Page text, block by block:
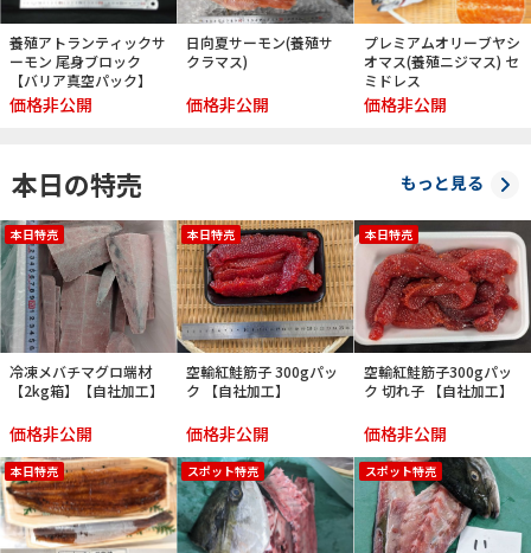
養殖アトランティックサ
ーモン 尾身ブロック
【バリア真空パック】
価格非公開
日向夏サーモン(養殖サ
クラマス)
価格非公開
プレミアムオリーブヤシ
オマス(養殖ニジマス) セ
ミドレス
価格非公開
本日の特売 もっと見る
本日特売
冷凍メバチマグロ端材
【2kg箱】【自社加工】
価格非公開
本日特売
空輸紅鮭筋子 300gパッ
ク 【自社加工】
価格非公開
本日特売
空輸紅鮭筋子300gパッ
ク 切れ子 【自社加工】
価格非公開
本日特売 スポット特売 スポット特売